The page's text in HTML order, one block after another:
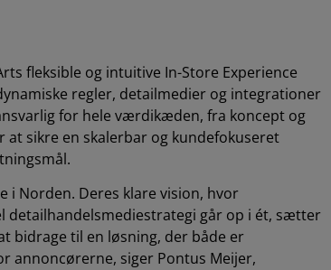
fleksible og intuitive In-Store Experience
regler, detailmedier og integrationer
for hele værdikæden, fra koncept og
sikre en skalerbar og kundefokuseret
i Norden. Deres klare vision, hvor
detailhandelsmediestrategi går op i ét, sætter
bidrage til en løsning, der både er
annoncørerne, siger Pontus Meijer,